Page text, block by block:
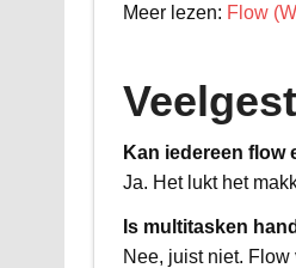
Meer lezen: Flow
Kan iedereen flow
Ja. Het lukt het
Is multitasken
Nee, juist niet.